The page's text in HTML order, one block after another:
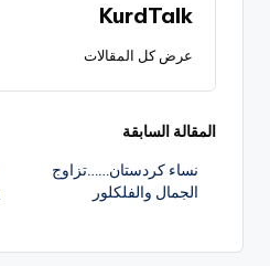
KurdTalk
عرض كل المقالات
تصفّح
المقالات
المقالة السابقة
نساء كردستان……تزاوج
الجمال والفلكلور